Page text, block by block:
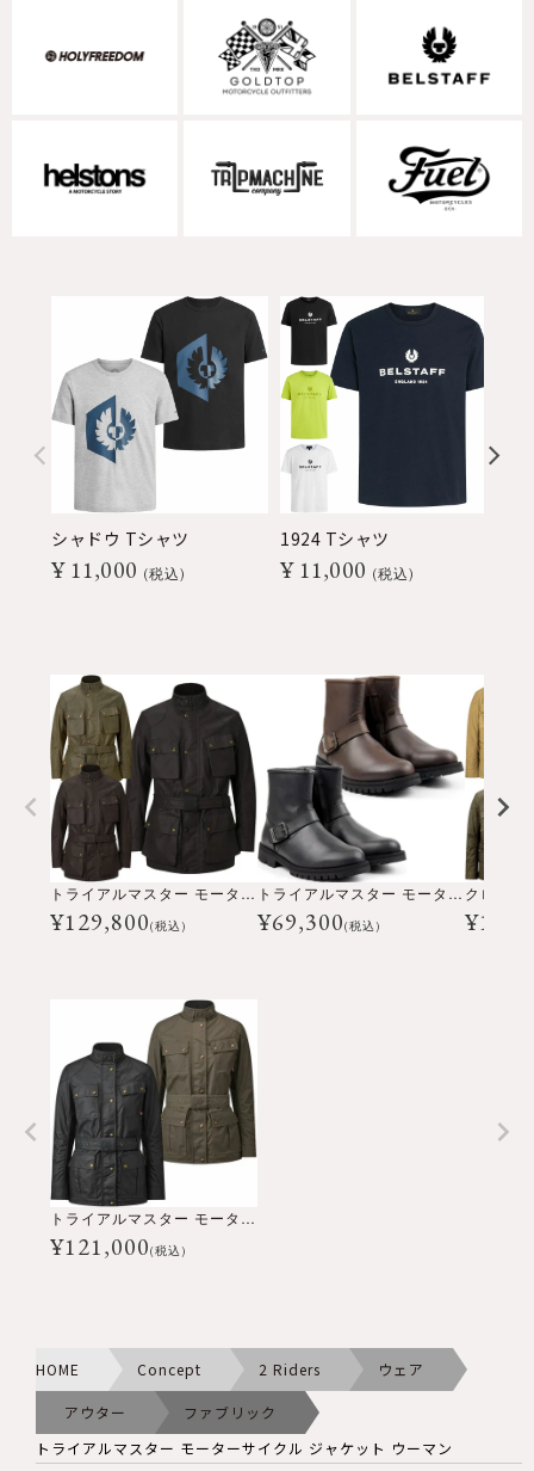
シャドウ Tシャツ
¥ 11,000 税込
1924 Tシャツ
¥ 11,000 税込
トライアルマスター モーターサイクル ジャケット
¥129,800(税込)
トライアルマスター モーターサイクル ブーツ
¥69,300(税込) ¥
トライアルマスター モーターサイクル ジャケット ウーマン
¥121,000(税込)
HOME Concept 2 Riders ウェア
アウター
ファブリック
トライアルマスター モーターサイクル ジャケット ウーマン